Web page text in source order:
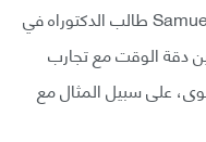
يقول (صامويل بنغتسون-(Samuel Bengtsoon طالب الدكتوراه في
دقة الوقت مع تجارب
على سبيل المثال مع